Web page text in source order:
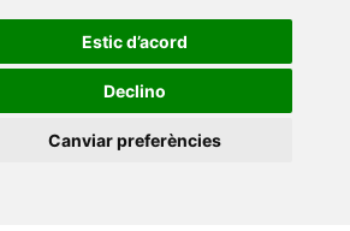
Estic d’acord
Declino
Canviar preferències
Politècnica de València•
Fabra
•Universitat Ramon Llull
i Virgili•Universitat de Sàsser•
•Universitat de Vic -
Central de Catalunya